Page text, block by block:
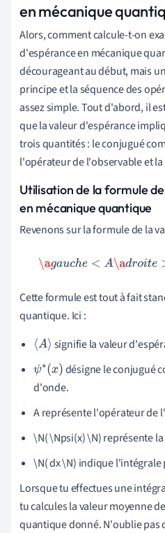
en mécanique
Alors, comment calcule-t-on
d'espérance en mécanique
décourageant au début, mais
principe et la séquence des
assez simple. Tout d'abord, il
que la valeur d'espérance
trois quantités : le conjugué
l'opérateur de l'observable et
Utilisation de la formule
en mécanique quantique
Revenons sur la formule de la
\aga uc he<A\adroite
Cette formule est tout à fait
quantique. Ici :
⟨A⟩ signifie la valeur
ψ∗(x) désigne le conjugué
d'onde.
A représente l'opérateur de
\N( \Npsi(x) \N) représente
\N( dx \N) indique l'intégrale
Lorsque tu effectues une
tu calcules la valeur moyenne
quantique donné. N'oublie pas